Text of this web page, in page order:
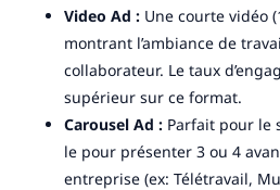
Video Ad :Une courte vidéo
montrant l’ambiance de
collaborateur. Le taux
supérieur sur ce format.
Carousel Ad :Parfait pour le
le pour présenter 3 ou 4
entreprise (ex: Télétravail,